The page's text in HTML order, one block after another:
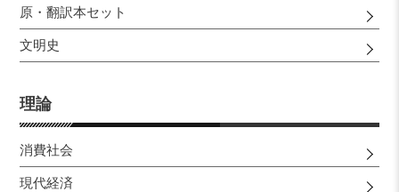
原・翻訳本セット
文明史
理論
消費社会
現代経済